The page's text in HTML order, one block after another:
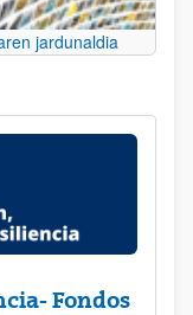
jardunaldia
Fondos